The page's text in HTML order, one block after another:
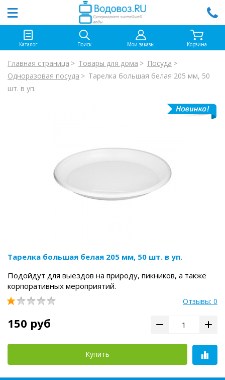
Каталог Поиск Мои заказы Корзина
Главная страница Товары для дома
Посуда
Одноразовая посуда
Тарелка большая белая 205 мм, 50
шт. в уп.
Тарелка большая белая 205 мм, 50 шт. в уп.
Подойдут для выездов на природу, пикников, а также
корпоративных мероприятий.
Отзывы: 0
150 руб
Купить